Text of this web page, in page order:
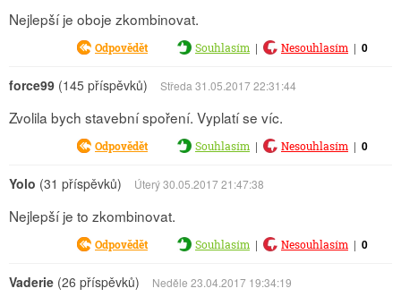
Nejlepší je oboje zkombinovat.
Odpovědět Souhlasím | Nesouhlasím | 0
force99 (145 příspěvků) Středa 31.05.2017 22:31:44
Zvolila bych stavební spoření. Vyplatí se víc.
Odpovědět Souhlasím | Nesouhlasím | 0
Yolo (31 příspěvků) Úterý 30.05.2017 21:47:38
Nejlepší je to zkombinovat.
Odpovědět Souhlasím | Nesouhlasím | 0
Vaderie (26 příspěvků) Neděle 23.04.2017 19:34:19